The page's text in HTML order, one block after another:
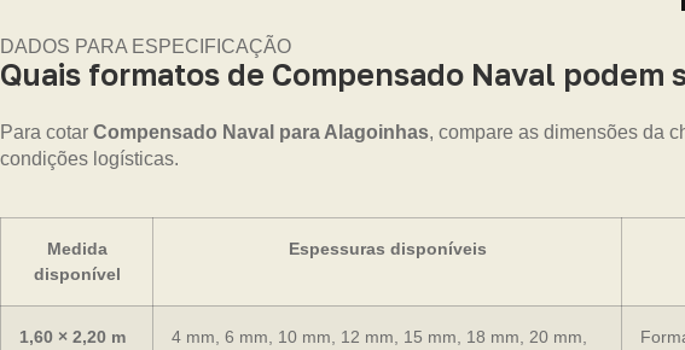
DADOS PARA ESPECIFICAÇÃO
Quais formatos de Compensado Naval
Para cotar Compensado Naval para Alagoinhas, compare as dimensões da
condições logísticas.
Medida
disponível
Espessuras disponíveis
1,60 × 2,20 m
4 mm, 6 mm, 10 mm, 12 mm, 15 mm, 18 mm, 20 mm,